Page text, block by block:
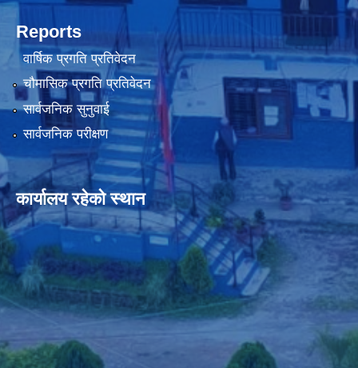
Reports
वार्षिक प्रगति प्रतिवेदन
चौमासिक प्रगति प्रतिवेदन
सार्वजनिक सुनुवाई
सार्वजनिक परीक्षण
कार्यालय रहेको स्थान